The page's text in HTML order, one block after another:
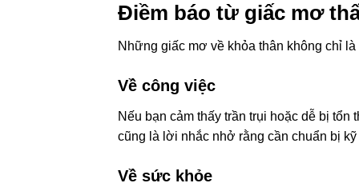
Điềm báo từ giấc mơ
Những giấc mơ về khỏa thân không chỉ
Về công việc
Nếu bạn cảm thấy trần trụi hoặc dễ bị
cũng là lời nhắc nhở rằng cần chuẩn bị
Về sức khỏe